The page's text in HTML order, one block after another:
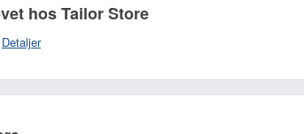
hos Tailor Store
Detaljer